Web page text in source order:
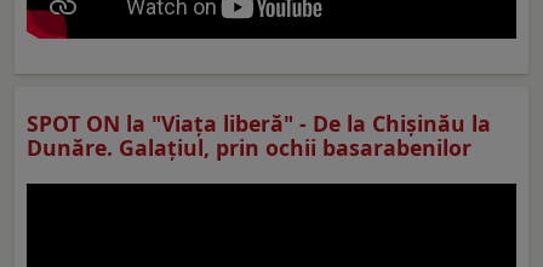
SPOT ON la "Viaţa liberă" - De la Chișinău la
Dunăre. Galațiul, prin ochii basarabenilor